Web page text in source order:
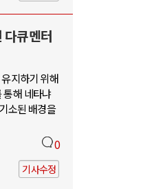
다큐멘터
지하기 위해
통해 네타냐
소된 배경을
0
기사수정